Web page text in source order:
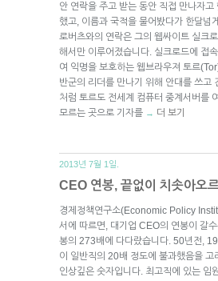
안 연락을 주고 받는 동안 직접 만나자고
했고, 이름과 국적을 물어봤다가 한달넘
로버츠와의 연락은 그의 웹싸이트 실크
해서만 이루어졌습니다. 실크로드에 접
여 익명을 보호하는 웹브라우져 토르
반군의 리더를 만나기 위해 안대를 쓰고
처럼 토르도 전세계 컴퓨터 중계서버를
모르는 곳으로 기자를 → 더 보기
2013년 7월 1일.
CEO 연봉, 끝없이 치솟아오
경제정책연구소(Economic Policy
서에 따르면, 대기업 CEO의 연봉이 갈
봉의 273배에 다다랐습니다. 50년전,
이 일반직의 20배 정도에 불과했음을 고
인상깊은 숫자입니다. 최고직에 있는 임